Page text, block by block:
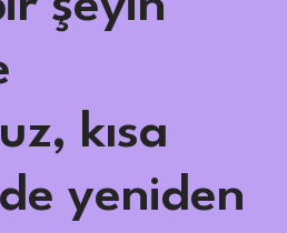
kısa
yeniden